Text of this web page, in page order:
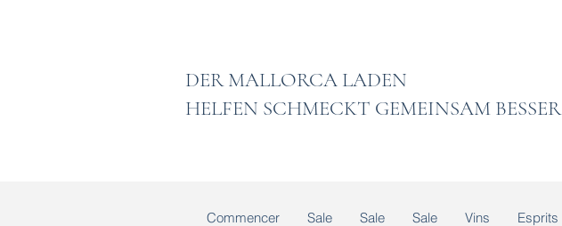
DER MALLORCA LADEN
HELFEN SCHMECKT GEMEINSAM BESSER
Commencer Sale Sale Sale Vins Esprits